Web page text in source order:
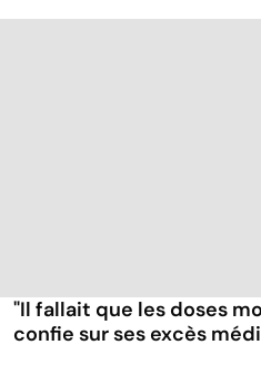
"Il fallait que les doses
confie sur ses excès